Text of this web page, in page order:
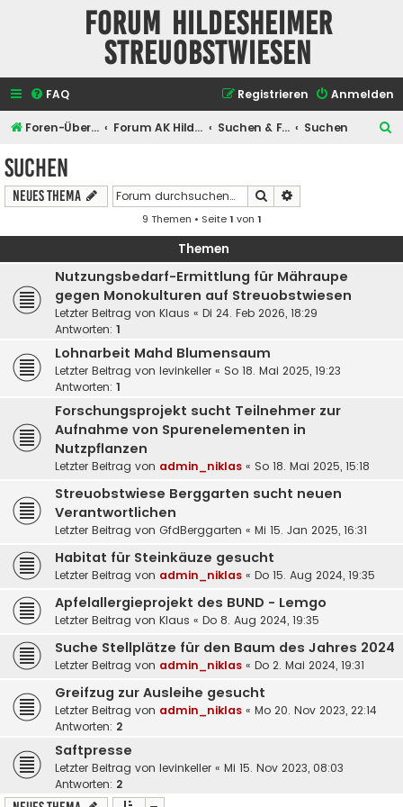
Forum Hildesheimer
Streuobstwiesen
FAQ Anmelden
Registrieren
Foren-Übersicht Forum AK Hildesheimer Streuobstwiesen Suchen & Finden Suchen
Suchen
Neues Thema Suche
9 Themen • Seite1 von 1
Themen
Nutzungsbedarf-Ermittlung für Mähraupe
gegen Monokulturen auf Streuobstwiesen
Letzter Beitrag von Klaus « Di 24. Feb 2026, 18:29
Antworten: 1
Lohnarbeit Mahd Blumensaum
Letzter Beitrag von levinkeller « So 18. Mai 2025, 19:23
Antworten: 1
Forschungsprojekt sucht Teilnehmer zur
Aufnahme von Spurenelementen in
Nutzpflanzen
Letzter Beitrag von admin_niklas « So 18. Mai 2025, 15:18
Streuobstwiese Berggarten sucht neuen
Verantwortlichen
Letzter Beitrag von GfdBerggarten « Mi 15. Jan 2025, 16:31
Habitat für Steinkäuze gesucht
Letzter Beitrag von admin_niklas « Do 15. Aug 2024, 19:35
Apfelallergieprojekt des BUND - Lemgo
Letzter Beitrag von Klaus « Do 8. Aug 2024, 19:35
Suche Stellplätze für den Baum des Jahres 2024
Letzter Beitrag von admin_niklas « Do 2. Mai 2024, 19:31
Greifzug zur Ausleihe gesucht
Letzter Beitrag von admin_niklas « Mo 20. Nov 2023, 22:14
Antworten: 2
Saftpresse
Letzter Beitrag von levinkeller « Mi 15. Nov 2023, 08:03
Antworten: 2